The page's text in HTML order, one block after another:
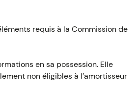
requis à la Commission de
en sa possession. Elle
non éligibles à l’amortisseur